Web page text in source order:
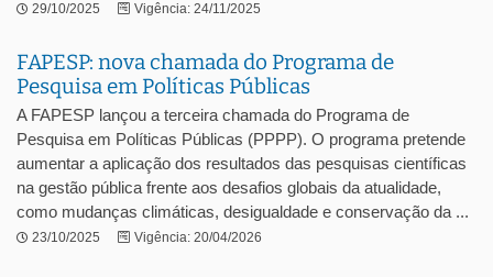
29/10/2025 Vigência: 24/11/2025
FAPESP: nova chamada do Programa de
Pesquisa em Políticas Públicas
A FAPESP lançou a terceira chamada do Programa de
Pesquisa em Políticas Públicas (PPPP). O programa pretende
aumentar a aplicação dos resultados das pesquisas científicas
na gestão pública frente aos desafios globais da atualidade,
como mudanças climáticas, desigualdade e conservação da ...
23/10/2025 Vigência: 20/04/2026